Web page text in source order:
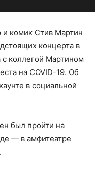
и комик Стив Мартин
концерта в
с коллегой Мартином
на COVID-19. Об
в социальной
был пройти на
— в амфитеатре